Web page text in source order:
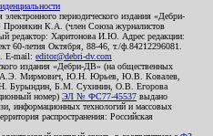
периодического издания «Дебри-
К.А. (член Союза журналистов
редактор: Харитонова И.Ю. Адрес редакции:
60-летия Октября, 88-46, т./ф.84212296081.
. E-mail: editor@debri-dv.com
издания «Дебри-ДВ» (на общественных
А.Э. Мирмович, Ю.Н. Юрьев, Ю.В. Ковалев,
Бурындин, Б.М. Сухинин, О.В. Егорова
номер) ЭЛ № ФС77-45537 выдано
информационных технологий и массовых
распространения: Российская